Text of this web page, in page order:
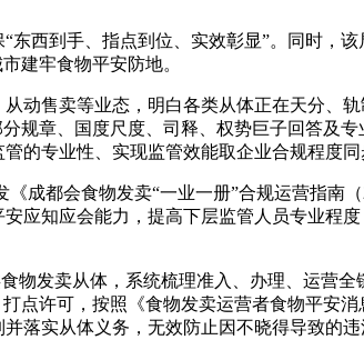
到手、指点到位、实效彰显”。同时，
建牢食物平安防地。
售卖等业态，明白各类从体正在天分、轨
规章、国度尺度、司释、权势巨子回答及
的专业性、实现监管效能取企业合规程度同
都会食物发卖“一业一册”合规运营指南
应知应会能力，提高下层监管人员专业程
发卖从体，系统梳理准入、办理、运营全
点许可，按照《食物发卖运营者食物平安
落实从体义务，无效防止因不晓得导致的违